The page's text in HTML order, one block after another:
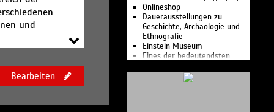
und
deren
Bearbeiten
Onlineshop
Dauerausstellungen zu
Geschichte, Archäologie und
Ethnografie
Einstein Museum
Eines der bedeutendsten
der Schweiz. Sammlungen zur
Geschichte, Archäologie sowie